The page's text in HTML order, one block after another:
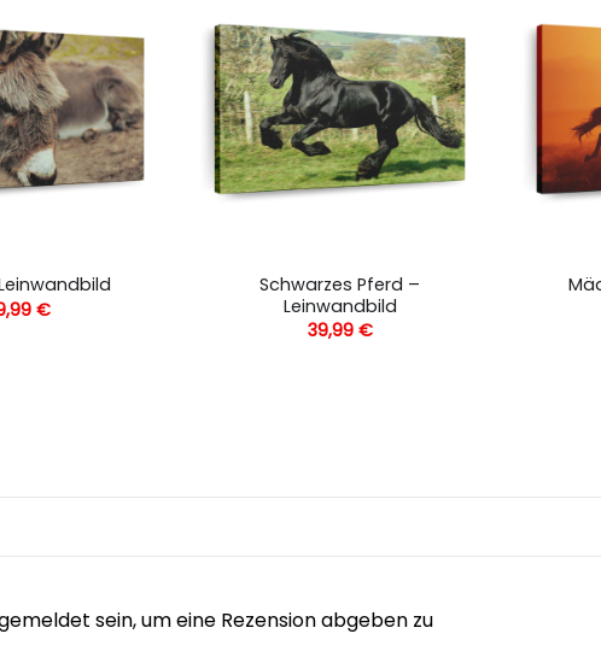
€
Schwarzes Pferd –
Leinwandbild
39,99 €
sein, um eine Rezension abgeben zu